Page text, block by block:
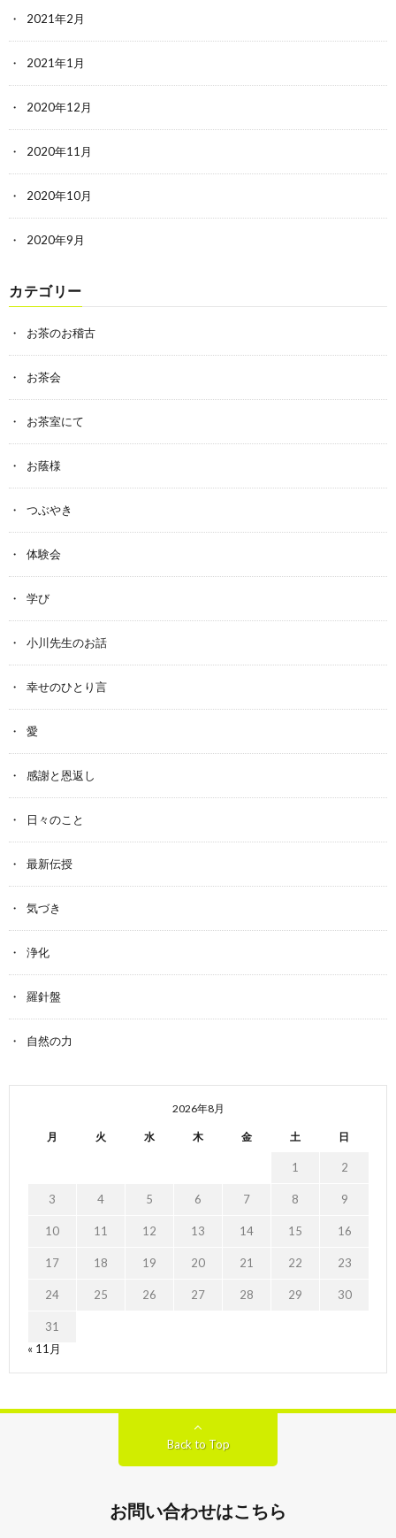
2021年2月
2021年1月
2020年12月
2020年11月
2020年10月
2020年9月
カテゴリー
お茶のお稽古
お茶会
お茶室にて
お蔭様
つぶやき
体験会
学び
小川先生のお話
幸せのひとり言
愛
感謝と恩返し
日々のこと
最新伝授
気づき
浄化
羅針盤
自然の力
2026年8月
月 火 水 木 金 土 日
1 2
3 4 5 6 7 8 9
10 11 12 13 14 15 16
17 18 19 20 21 22 23
24 25 26 27 28 29 30
31
« 11月
Back to Top
お問い合わせはこちら